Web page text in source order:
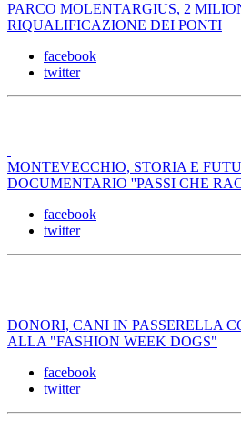
PARCO MOLENTARGIUS, 2
RIQUALIFICAZIONE DEI PONTI
facebook
twitter
MONTEVECCHIO, STORIA E
DOCUMENTARIO ''PASSI CHE
facebook
twitter
DONORI, CANI IN PASSERELLA
ALLA "FASHION WEEK DOGS"
facebook
twitter